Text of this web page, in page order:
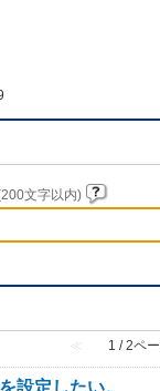
文字以内)
≪ 1 / 2ペ
設定したい。